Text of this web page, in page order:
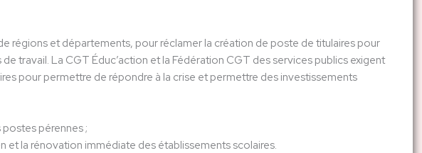
régions et départements, pour réclamer la création de poste de titulaires pour
travail. La CGT Éduc’action et la Fédération CGT des services publics exigent
pour permettre de répondre à la crise et permettre des investissements
pérennes ;
et la rénovation immédiate des établissements scolaires.